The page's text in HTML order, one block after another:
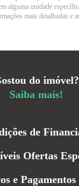
alguma unidade
mais detalhadas e
do imóvel?
Saiba mais!
de
Ofertas
e Pagamentos